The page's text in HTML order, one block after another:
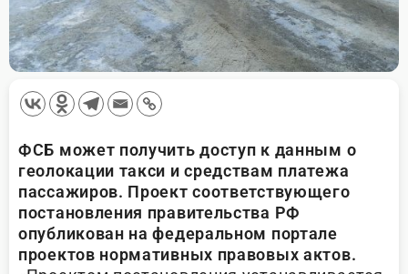
ФСБ может получить доступ к данным о
геолокации такси и средствам платежа
пассажиров. Проект соответствующего
постановления правительства РФ
опубликован на федеральном портале
проектов нормативных правовых актов.